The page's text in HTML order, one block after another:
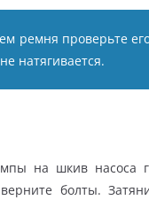
ремня проверьте
натягивается.
на шкив насоса
болты.